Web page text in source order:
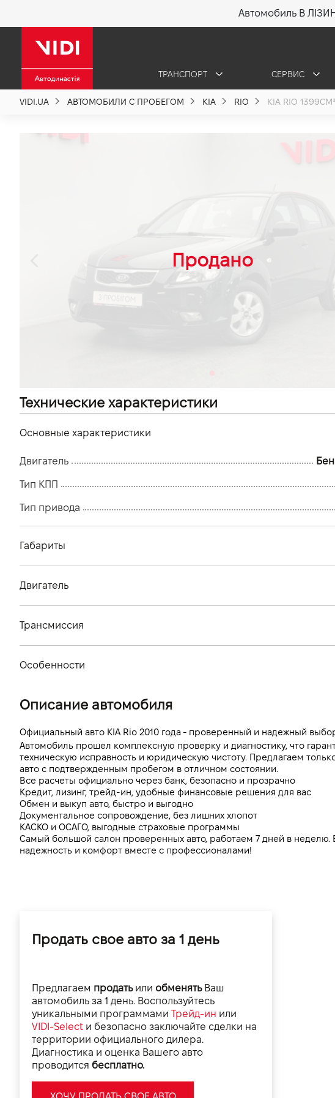
Автомобиль В
ТРАНСПОРТ СЕРВИС
VIDI.UA АВТОМОБИЛИ С ПРОБЕГОМ KIA RIO KIA RIO
Технические характеристики
Основные характеристики
Двигатель
Тип КПП
Тип привода
Габариты
Количество мест, шт
Двигатель
Объем двигателя (см.куб.)
Расход топлива, л/100 км (смешанный)
Выбросы CO2, г/км (смешанный)
Динамика разгона 0-100 км/ч
Трансмиссия
Особенности
Описание автомобиля
Официальный авто KIA Rio 2010 года - проверенный и надежный
Автомобиль прошел комплексную проверку и диагностику, что
техническую исправность и юридическую чистоту. Предлагаем
авто с подтвержденным пробегом в отличном состоянии.
Все расчеты официально через банк, безопасно и прозрачно
Кредит, лизинг, трейд-ин, удобные финансовые решения для вас
Обмен и выкуп авто, быстро и выгодно
Документальное сопровождение, без лишних хлопот
КАСКО и ОСАГО, выгодные страховые программы
Самый большой салон проверенных авто, работаем 7 дней в неделю.
надежность и комфорт вместе с профессионалами!
Продать свое авто за 1 день
Предлагаем продатьили обменятьВаш
автомобиль за 1 день. Воспользуйтесь
уникальными программами Трейд-ин или
VIDI-Select и безопасно заключайте сделки на
территории официального дилера.
Диагностика и оценка Вашего авто
проводится бесплатно.
О компании
VIDI Карьера